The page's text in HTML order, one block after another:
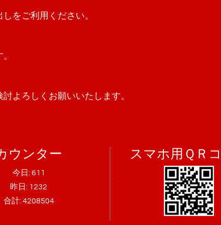
をご利用ください。
よろしくお願いいたします。
ウンター
今日: 611
昨日: 1232
合計: 4208504
スマホ用ＱＲ